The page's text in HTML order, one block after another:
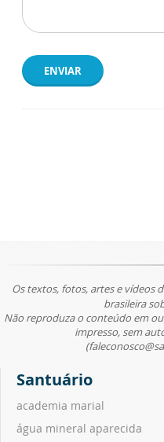
ENVIAR
Os textos, fotos, artes e vídeos
brasileira
Não reproduza o conteúdo em
impresso, sem
Santuário
academia marial
água mineral aparecida